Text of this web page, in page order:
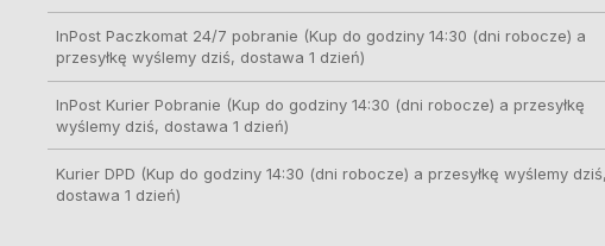
InPost Paczkomat 24/7 pobranie (Kup do godziny 14:30 (dni robocze) a
przesyłkę wyślemy dziś, dostawa 1 dzień)
InPost Kurier Pobranie (Kup do godziny 14:30 (dni robocze) a przesyłkę
wyślemy dziś, dostawa 1 dzień)
Kurier DPD (Kup do godziny 14:30 (dni robocze) a przesyłkę wyślemy dziś,
dostawa 1 dzień)